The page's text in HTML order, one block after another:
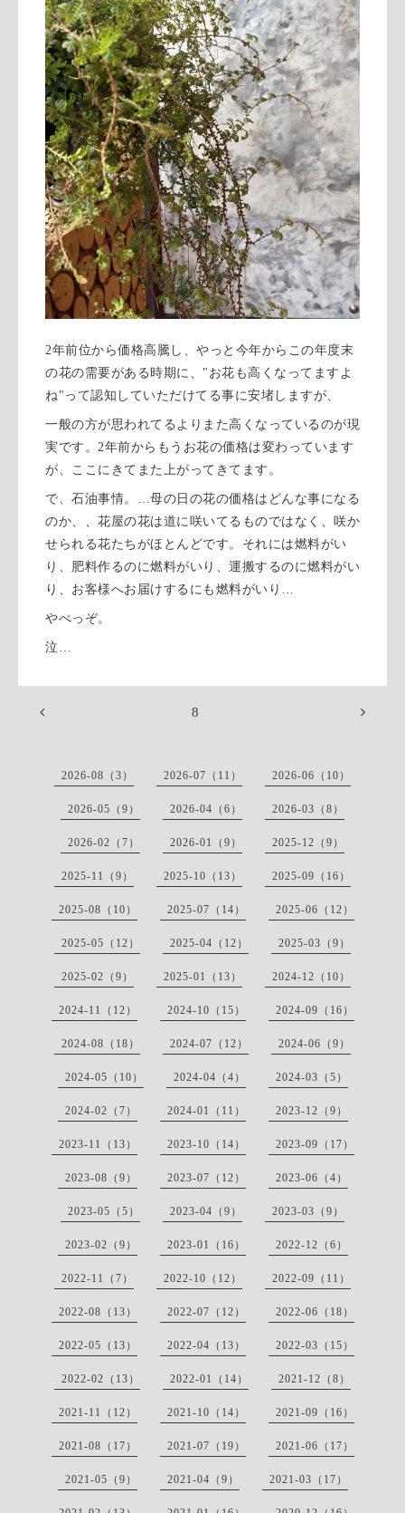
2年前位から価格高騰し、やっと今年からこの年度末
の花の需要がある時期に、"お花も高くなってますよ
ね"って認知していただけてる事に安堵しますが、
一般の方が思われてるよりまた高くなっているのが現
実です。2年前からもうお花の価格は変わっています
が、ここにきてまた上がってきてます。
で、石油事情。…母の日の花の価格はどんな事になる
のか、、花屋の花は道に咲いてるものではなく、咲か
せられる花たちがほとんどです。それには燃料がい
り、肥料作るのに燃料がいり、運搬するのに燃料がい
り、お客様へお届けするにも燃料がいり…
やべっぞ。
泣…
8
2026-08（3） 2026-07（11） 2026-06（10）
2026-05（9） 2026-04（6） 2026-03（8）
2026-02（7） 2026-01（9） 2025-12（9）
2025-11（9） 2025-10（13） 2025-09（16）
2025-08（10） 2025-07（14） 2025-06（12）
2025-05（12） 2025-04（12） 2025-03（9）
2025-02（9） 2025-01（13） 2024-12（10）
2024-11（12） 2024-10（15） 2024-09（16）
2024-08（18） 2024-07（12） 2024-06（9）
2024-05（10） 2024-04（4） 2024-03（5）
2024-02（7） 2024-01（11） 2023-12（9）
2023-11（13） 2023-10（14） 2023-09（17）
2023-08（9） 2023-07（12） 2023-06（4）
2023-05（5） 2023-04（9） 2023-03（9）
2023-02（9） 2023-01（16） 2022-12（6）
2022-11（7） 2022-10（12） 2022-09（11）
2022-08（13） 2022-07（12） 2022-06（18）
2022-05（13） 2022-04（13） 2022-03（15）
2022-02（13） 2022-01（14） 2021-12（8）
2021-11（12） 2021-10（14） 2021-09（16）
2021-08（17） 2021-07（19） 2021-06（17）
2021-05（9） 2021-04（9） 2021-03（17）